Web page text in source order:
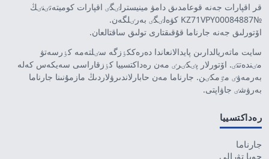
قر اقپارات جەنە قوعامدىق دامۋ مينيسترلٸگٸ اقپارات كوميتەتٸنٸڭ
№KZ71VPY00084887 كۋەلٸگٸ بەرٸلگەن.
اۆتورلىق جەنە جارناما قۇقىقتارى تولىق ساقتالعان.
سايت ماتەريالدارىن پايدالانعاندا دەرەككٶزگە سٸلتەمە كٶرسەتۋ
مٸندەتتٸ. اۆتورلار پٸكٸرٸ مەن رەداكتسييا كٶزقاراسى سەيكەس كەلە
بەرمەۋٸ مٷمكٸن. جارناما مەن حابارلاندىرۋلاردىڭ مازمۇنىنا جارناما
بەرۋشٸ جاۋاپتى.
رەداكتسييا
جارناما
جوبا تۋرالى